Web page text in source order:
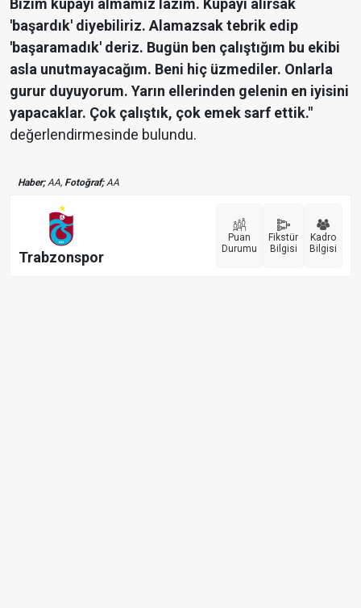
Bizim kupayı almamız lazım. Kupayı alırsak
'başardık' diyebiliriz. Alamazsak tebrik edip
'başaramadık' deriz. Bugün ben çalıştığım bu ekibi
asla unutmayacağım. Beni hiç üzmediler. Onlarla
gurur duyuyorum. Yarın ellerinden gelenin en iyisini
yapacaklar. Çok çalıştık, çok emek sarf ettik."
değerlendirmesinde bulundu.
Haber;AA, Fotoğraf;AA
Trabzonspor
Puan
Durumu
Fikstür
Bilgisi
Kadro
Bilgisi